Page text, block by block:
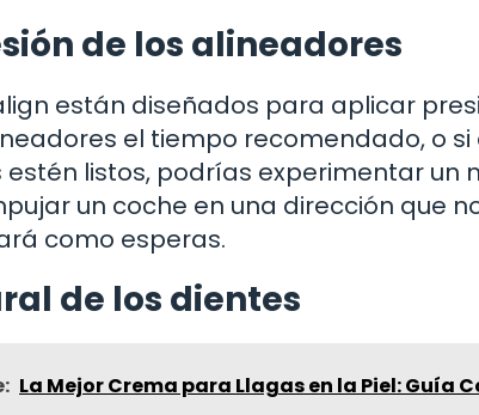
de los alineadores
están diseñados para aplicar
el tiempo recomendado, o
listos, podrías experimentar un
un coche en una dirección que
como esperas.
de los dientes
La Mejor Crema para Llagas en la Piel: Guía